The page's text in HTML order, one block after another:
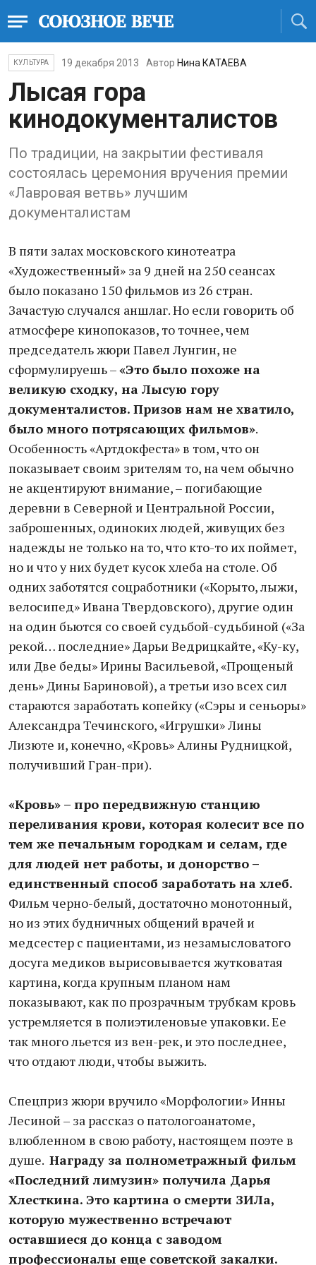
КУЛЬТУРА 19 декабря 2013 Автор Нина КАТАЕВА
Лысая гора
кинодокументалистов
По традиции, на закрытии фестиваля
состоялась церемония вручения премии
«Лавровая ветвь» лучшим
документалистам
В пяти залах московского кинотеатра
«Художественный» за 9 дней на 250 сеансах
было показано 150 фильмов из 26 стран.
Зачастую случался аншлаг. Но если говорить об
атмосфере кинопоказов, то точнее, чем
председатель жюри Павел Лунгин, не
сформулируешь –«Это было похоже на
великую сходку, на Лысую гору
документалистов. Призов нам не хватило,
было много потрясающих фильмов».
Особенность «Артдокфеста» в том, что он
показывает своим зрителям то, на чем обычно
не акцентируют внимание, – погибающие
деревни в Северной и Центральной России,
заброшенных, одиноких людей, живущих без
надежды не только на то, что кто-то их поймет,
но и что у них будет кусок хлеба на столе. Об
одних заботятся соцработники («Корыто, лыжи,
велосипед» Ивана Твердовского), другие один
на один бьются со своей судьбой-судьбиной («За
рекой… последние» Дарьи Ведрицкайте, «Ку-ку,
или Две беды» Ирины Васильевой, «Прощеный
день» Дины Бариновой), а третьи изо всех сил
стараются заработать копейку («Сэры и сеньоры»
Александра Течинского, «Игрушки» Лины
Лизюте и, конечно, «Кровь» Алины Рудницкой,
получивший Гран-при).
«Кровь» – про передвижную станцию
переливания крови, которая колесит все по
тем же печальным городкам и селам, где
для людей нет работы, и донорство –
единственный способ заработать на хлеб.
Фильм черно-белый, достаточно монотонный,
но из этих будничных общений врачей и
медсестер с пациентами, из незамысловатого
досуга медиков вырисовывается жутковатая
картина, когда крупным планом нам
показывают, как по прозрачным трубкам кровь
устремляется в полиэтиленовые упаковки. Ее
так много льется из вен-рек, и это последнее,
что отдают люди, чтобы выжить.
Спецприз жюри вручило «Морфологии» Инны
Лесиной – за рассказ о патологоанатоме,
влюбленном в свою работу, настоящем поэте в
душе. Награду за полнометражный фильм
«Последний лимузин» получила Дарья
Хлесткина. Это картина о смерти ЗИЛа,
которую мужественно встречают
оставшиеся до конца с заводом
профессионалы еще советской закалки.